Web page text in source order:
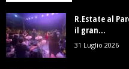
R.Estate al
il gran...
31 Luglio 2026